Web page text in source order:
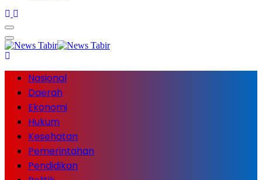
Nasional
Daerah
Ekonomi
Hukum
Kesehatan
Pemerintahan
Pendidikan